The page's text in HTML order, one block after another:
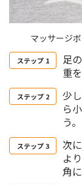
マッサージ
足
重
少
ら
う。
次
よ
角